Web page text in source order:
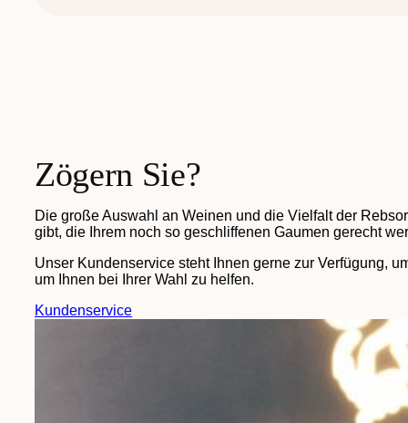
Zögern Sie?
Die große Auswahl an Weinen und die Vielfalt der
gibt, die Ihrem noch so geschliffenen Gaumen gerecht
Unser Kundenservice steht Ihnen gerne zur Verfügung,
um Ihnen bei Ihrer Wahl zu helfen.
Kundenservice